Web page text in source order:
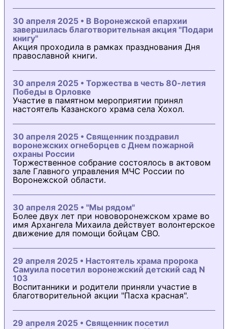
30 апреля 2025 • В Воронежской епархии
завершилась благотворительная акция "Подари
книгу"
Акция проходила в рамках празднования Дня
православной книги.
30 апреля 2025 • Торжества в честь 80-летия
Победы в Орловке
Участие в памятном мероприятии принял
настоятель Казанского храма села Хохол.
30 апреля 2025 • Священник поздравил
воронежских огнеборцев с Днем пожарной
охраны России
Торжественное собрание состоялось в актовом
зале Главного управления МЧС России по
Воронежской области.
30 апреля 2025 • "Мы рядом"
Более двух лет при нововоронежском храме во
имя Архангела Михаила действует волонтерское
движение для помощи бойцам СВО.
29 апреля 2025 • Настоятель храма пророка
Самуила посетил воронежский детский сад N
103
Воспитанники и родители приняли участие в
благотворительной акции "Пасха красная".
29 апреля 2025 • Священник посетил